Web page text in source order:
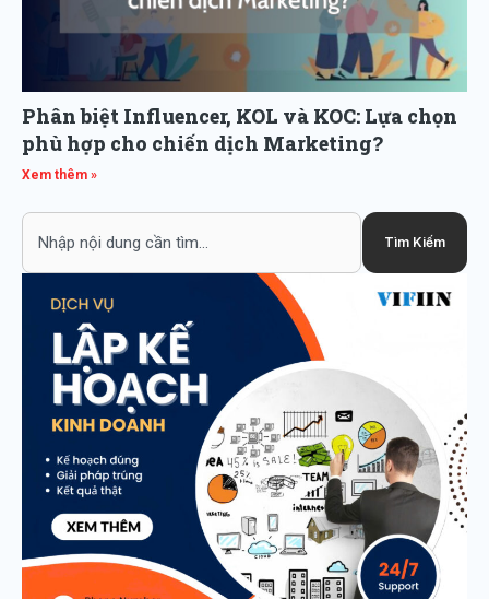
Phân biệt Influencer, KOL và KOC: Lựa chọn
phù hợp cho chiến dịch Marketing?
Xem thêm »
Tìm Kiếm